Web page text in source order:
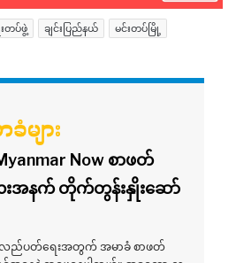
တပ်ဖွဲ့ ချင်းပြည်နယ် မင်းတပ်မြို့
Now စာဖတ်
အနက် တိုက်တွန်းနှိုးဆော်
လည်ပတ်ရေးအတွက် အမာခံ စာဖတ်